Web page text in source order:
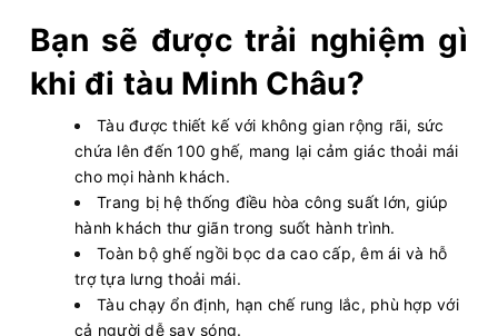
Bạn sẽ được trải nghiệm gì
khi đi tàu Minh Châu?
Tàu được thiết kế với không gian rộng rãi, sức
chứa lên đến 100 ghế, mang lại cảm giác thoải mái
cho mọi hành khách.
Trang bị hệ thống điều hòa công suất lớn, giúp
hành khách thư giãn trong suốt hành trình.
Toàn bộ ghế ngồi bọc da cao cấp, êm ái và hỗ
trợ tựa lưng thoải mái.
Tàu chạy ổn định, hạn chế rung lắc, phù hợp với
cả người dễ say sóng.